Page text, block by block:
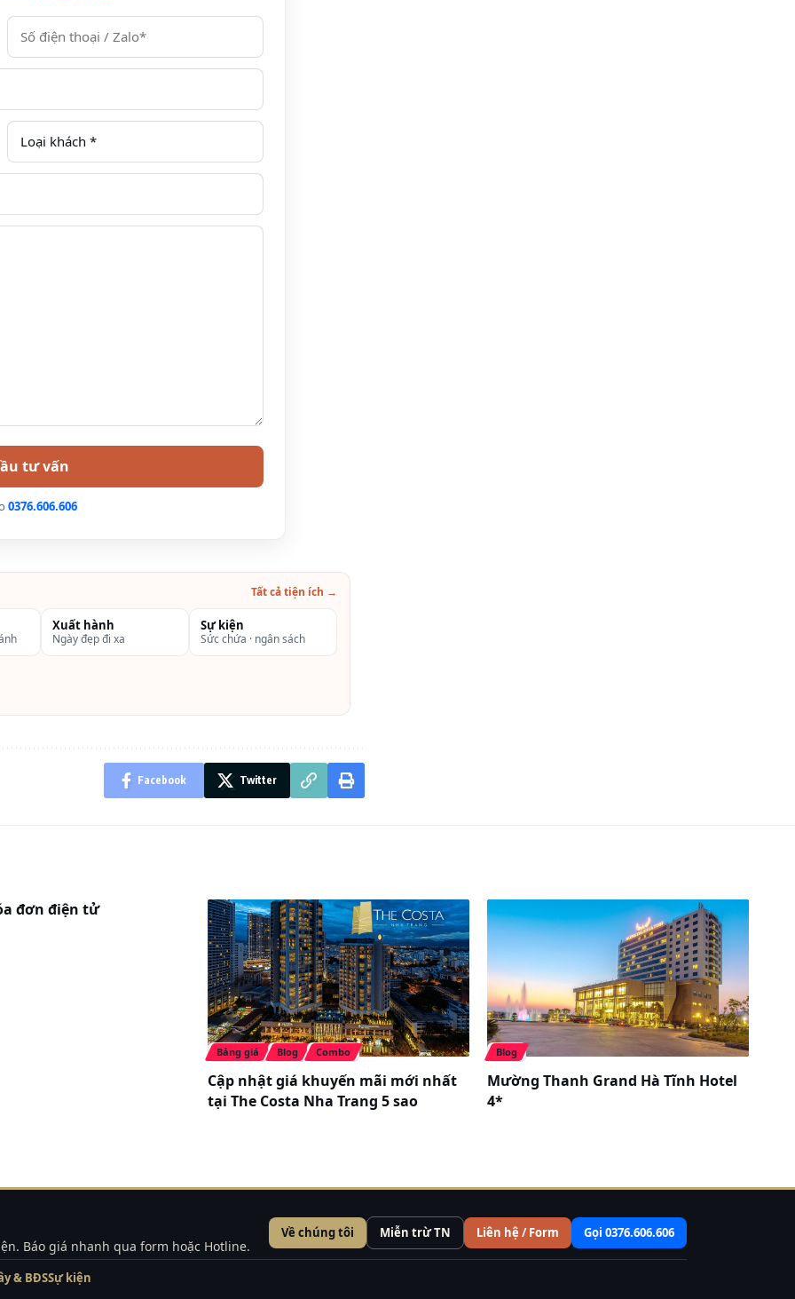
sạn đẹp, địa điểm checkin, tổ chức sự kiện,
thành phố Sơn La, tỉnh Sơn La
& Massage
bị hiện đại với số lượng khách từ 50 tới 600 khách.
0376.606.606
Tất cả tiện ích →
Xuất hành
Ngày đẹp đi xa
Sự kiện
Sức chứa · ngân sách
Facebook Twitter
đơn điện tử
Bảng giá Blog Combo
Cập nhật giá khuyến mãi mới nhất
tại The Costa Nha Trang 5 sao
Blog
Mường Thanh Grand Hà Tĩnh Hotel
4*
Báo giá nhanh qua form hoặc Hotline.
Về chúng tôi Miễn trừ TN Liên hệ / Form Gọi 0376.606.606
& BĐSSự kiện